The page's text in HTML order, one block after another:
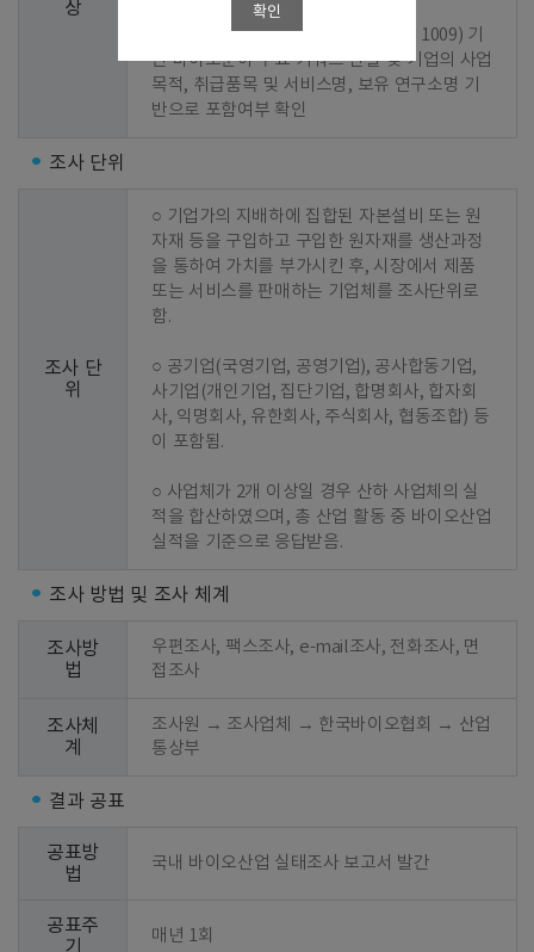
상
반 바이오분야 주요 키워드 선별 및 기업의 사업
목적, 취급품목 및 서비스명, 보유 연구소명 기
반으로 포함여부 확인
조사 단위
조사 단
위
○ 기업가의 지배하에 집합된 자본설비 또는 원
자재 등을 구입하고 구입한 원자재를 생산과정
을 통하여 가치를 부가시킨 후, 시장에서 제품
또는 서비스를 판매하는 기업체를 조사단위로
함.
○ 공기업(국영기업, 공영기업), 공사합동기업,
사기업(개인기업, 집단기업, 합명회사, 합자회
사, 익명회사, 유한회사, 주식회사, 협동조합) 등
이 포함됨.
○ 사업체가 2개 이상일 경우 산하 사업체의 실
적을 합산하였으며, 총 산업 활동 중 바이오산업
실적을 기준으로 응답받음.
조사 방법 및 조사 체계
조사방
법
우편조사, 팩스조사, e-mail조사, 전화조사, 면
접조사
조사체
계
조사원 → 조사업체 → 한국바이오협회 → 산업
통상부
결과 공표
공표방
법
국내 바이오산업 실태조사 보고서 발간
공표주
기
매년 1회
확인